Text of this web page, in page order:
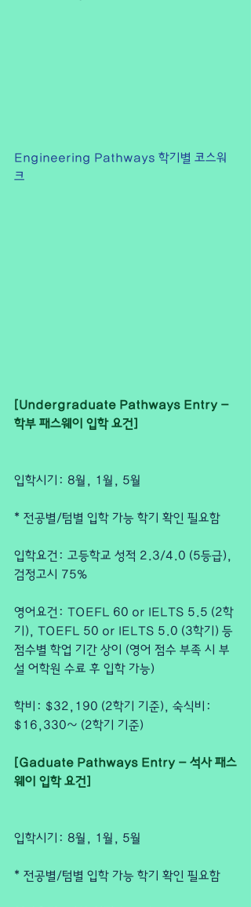
Engineering Pathways 학기별 코스워
크
[Undergraduate Pathways Entry -
학부 패스웨이 입학 요건]
입학시기: 8월, 1월, 5월
* 전공별/텀별 입학 가능 학기 확인 필요함
입학요건: 고등학교 성적 2.3/4.0 (5등급),
검정고시 75%
영어요건: TOEFL 60 or IELTS 5.5 (2학
기), TOEFL 50 or IELTS 5.0 (3학기) 등
점수별 학업 기간 상이 (영어 점수 부족 시 부
설 어학원 수료 후 입학 가능)
학비: $32,190 (2학기 기준), 숙식비:
$16,330~ (2학기 기준)
[Gaduate Pathways Entry - 석사 패스
웨이 입학 요건]
입학시기: 8월, 1월, 5월
* 전공별/텀별 입학 가능 학기 확인 필요함